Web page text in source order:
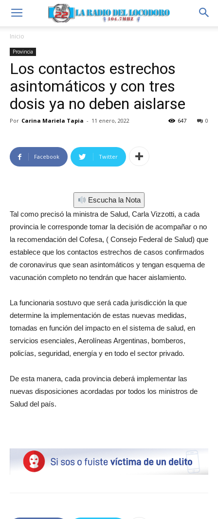
Inicio
Provincia
Los contactos estrechos
asintomáticos y con tres
dosis ya no deben aislarse
Por Carina Mariela Tapia - 11 enero, 2022 0
647
Facebook Twitter
Escucha la Nota
Tal como precisó la ministra de Salud, Carla Vizzotti, a cada
provincia le corresponde tomar la decisión de acompañar o no
la recomendación del Cofesa, ( Consejo Federal de Salud) que
establece que los contactos estrechos de casos confirmados
de coronavirus que sean asintomáticos y tengan esquema de
vacunación completo no tendrán que hacer aislamiento.
La funcionaria sostuvo que será cada jurisdicción la que
determine la implementación de estas nuevas medidas,
tomadas en función del impacto en el sistema de salud, en
servicios esenciales, Aerolíneas Argentinas, bomberos,
policías, seguridad, energía y en todo el sector privado.
De esta manera, cada provincia deberá implementar las
nuevas disposiciones acordadas por todos los ministros de
Salud del país.